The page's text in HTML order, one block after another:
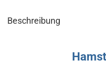
Beschreibung